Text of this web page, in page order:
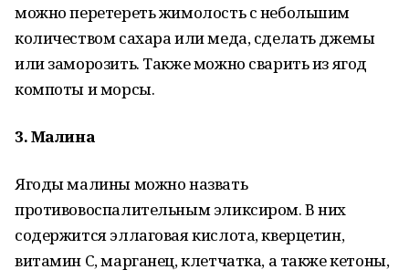
можно перетереть жимолость с небольшим
количеством сахара или меда, сделать джемы
или заморозить. Также можно сварить из ягод
компоты и морсы.
3. Малина
Ягоды малины можно назвать
противовоспалительным эликсиром. В них
содержится эллаговая кислота, кверцетин,
витамин С, марганец, клетчатка, а также кетоны,